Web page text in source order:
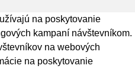
na poskytovanie
kampaní návštevníkom.
na webových
na poskytovanie